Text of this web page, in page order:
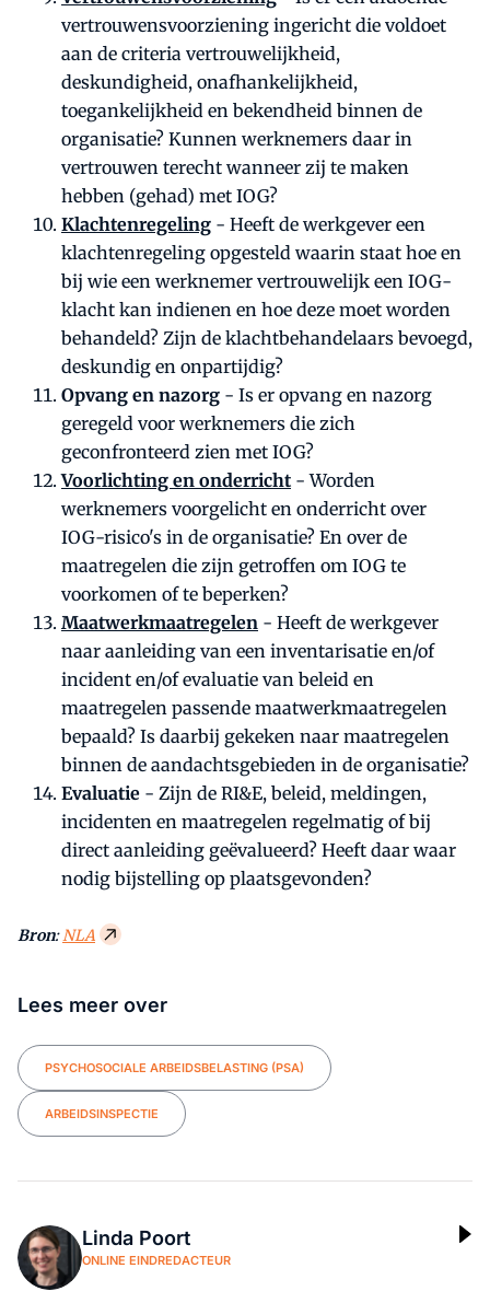
vertrouwensvoorziening ingericht die voldoet
aan de criteria vertrouwelijkheid,
deskundigheid, onafhankelijkheid,
toegankelijkheid en bekendheid binnen de
organisatie? Kunnen werknemers daar in
vertrouwen terecht wanneer zij te maken
hebben (gehad) met IOG?
Klachtenregeling - Heeft de werkgever een
klachtenregeling opgesteld waarin staat hoe en
bij wie een werknemer vertrouwelijk een IOG-
klacht kan indienen en hoe deze moet worden
behandeld? Zijn de klachtbehandelaars bevoegd,
deskundig en onpartijdig?
Opvang en nazorg - Is er opvang en nazorg
geregeld voor werknemers die zich
geconfronteerd zien met IOG?
Voorlichting en onderricht - Worden
werknemers voorgelicht en onderricht over
IOG-risico's in de organisatie? En over de
maatregelen die zijn getroffen om IOG te
voorkomen of te beperken?
Maatwerkmaatregelen - Heeft de werkgever
naar aanleiding van een inventarisatie en/of
incident en/of evaluatie van beleid en
maatregelen passende maatwerkmaatregelen
bepaald? Is daarbij gekeken naar maatregelen
binnen de aandachtsgebieden in de organisatie?
Evaluatie - Zijn de RI&E, beleid, meldingen,
incidenten en maatregelen regelmatig of bij
direct aanleiding geëvalueerd? Heeft daar waar
nodig bijstelling op plaatsgevonden?
Bron: NLA
Lees meer over
PSYCHOSOCIALE ARBEIDSBELASTING (PSA)
ARBEIDSINSPECTIE
Linda Poort
ONLINE EINDREDACTEUR